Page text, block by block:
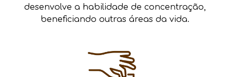
desenvolve a habilidade de concentração,
beneficiando outras áreas da vida.